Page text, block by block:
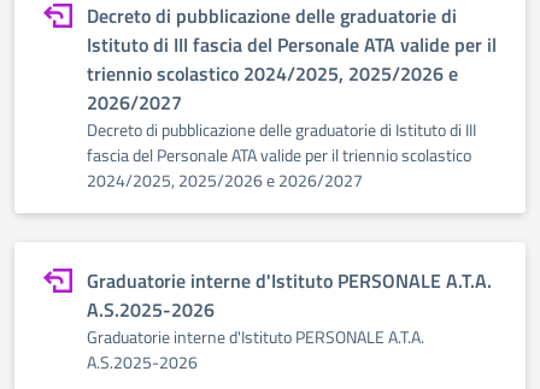
Decreto di pubblicazione delle graduatorie di
Istituto di III fascia del Personale ATA valide per il
triennio scolastico 2024/2025, 2025/2026 e
2026/2027
Decreto di pubblicazione delle graduatorie di Istituto di III
fascia del Personale ATA valide per il triennio scolastico
2024/2025, 2025/2026 e 2026/2027
Graduatorie interne d'Istituto PERSONALE A.T.A.
A.S.2025-2026
Graduatorie interne d'Istituto PERSONALE A.T.A.
A.S.2025-2026